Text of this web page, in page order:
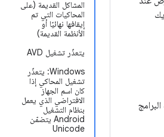
المشاكل القديمة (على
المحاكيات التي تم
إيقافها نهائيًا أو
الأنظمة القديمة)
يتعذّر تشغيل AVD
‫Windows: يتعذّر
تشغيل المحاكي إذا
كان اسم الجهاز
الافتراضي الذي يعمل
بنظام التشغيل
Android يتضمّن
Unicode